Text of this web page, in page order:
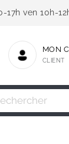
17h ven 10h-
MON
CLIENT